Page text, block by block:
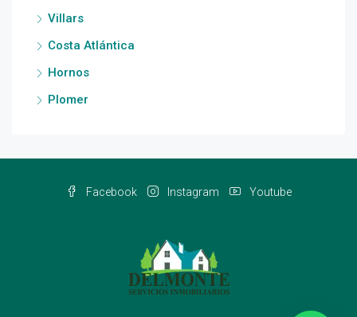
Villars
Costa Atlántica
Hornos
Plomer
Facebook Instagram Youtube